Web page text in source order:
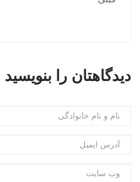
دیدگاهتان را بنویسید